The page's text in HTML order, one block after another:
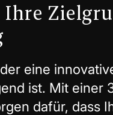
eine
ist. Mit einer
dafür, dass